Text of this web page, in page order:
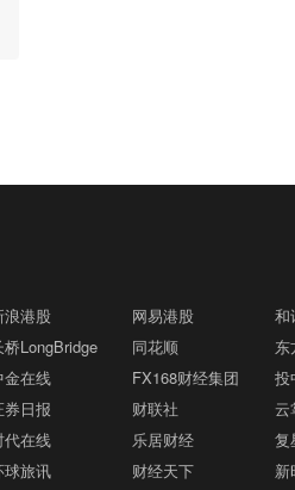
长预期。
21:35 格隆汇8月7日
生产力增长具有
高通胀倾斜。
21:35 格隆汇8月7日
求更高GDP而
浪港股 网易港股 和
桥LongBridge 同花顺 东
金在线 FX168财经集团 投
券日报 财联社 云
代在线 乐居财经 复
球旅讯 财经天下 新